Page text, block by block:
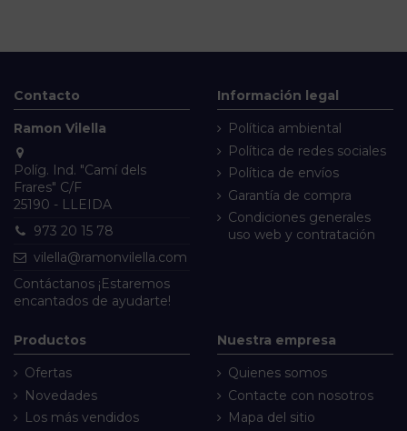
Contacto
Ramon Vilella
Políg. Ind. "Camí dels
Frares" C/F
25190 - LLEIDA
973 20 15 78
vilella@ramonvilella.com
Contáctanos ¡Estaremos
encantados de ayudarte!
Información legal
Política ambiental
Política de redes sociales
Política de envíos
Garantía de compra
Condiciones generales
uso web y contratación
Productos
Ofertas
Novedades
Los más vendidos
Nuestra empresa
Quienes somos
Contacte con nosotros
Mapa del sitio